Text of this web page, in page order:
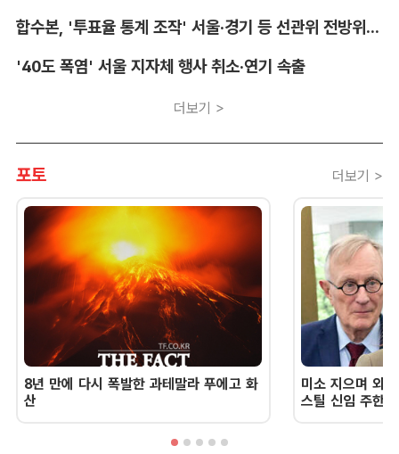
합수본, '투표율 통계 조작' 서울·경기 등 선관위 전방위 압수수색
'40도 폭염' 서울 지자체 행사 취소·연기 속출
더보기 >
포토 더보기 >
8년 만에 다시 폭발한 과테말라 푸에고 화
산
미소 지으며 외
스틸 신임 주한